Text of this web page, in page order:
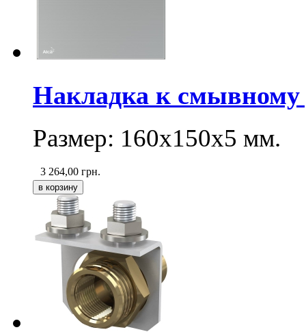
Накладка к смывному
Размер: 160х150х5 мм.
3 264,00 грн.